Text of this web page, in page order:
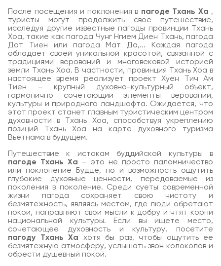
После посещения и поклонения в пагоде Тхань Ха ,
туристы могут продолжить свое путешествие,
исследуя другие известные пагоды провинции Тхань
Хоа, такие как пагода Чунг Нгием Диен Тхань, пагода
Дот Тиен или пагода Мат Да,... Каждая пагода
обладает своей уникальной красотой, связанной с
традициями верований и многовековой историей
земли Тхань Хоа. В частности, провинция Тхань Хоа в
настоящее время реализует проект Хуен Тич Ам
Тиен – крупный духовно-культурный объект,
гармонично сочетающий элементы верований,
культуры и природного ландшафта. Ожидается, что
этот проект станет главным туристическим центром
духовности в Тхань Хоа, способствуя укреплению
позиций Тхань Хоа на карте духовного туризма
Вьетнама в будущем.
Путешествие к истокам буддийской культуры в
пагоде Тхань Ха – это не просто паломничество
или поклонение Будде, но и возможность ощутить
глубокие духовные ценности, передаваемые из
поколения в поколение. Среди суеты современной
жизни пагода сохраняет свою чистоту и
безмятежность, являясь местом, где люди обретают
покой, направляют свои мысли к добру и чтят корни
национальной культуры. Если вы ищете место,
сочетающее духовность и культуру, посетите
пагоду Тхань Ха хотя бы раз, чтобы ощутить ее
безмятежную атмосферу, услышать звон колоколов и
обрести душевный покой.